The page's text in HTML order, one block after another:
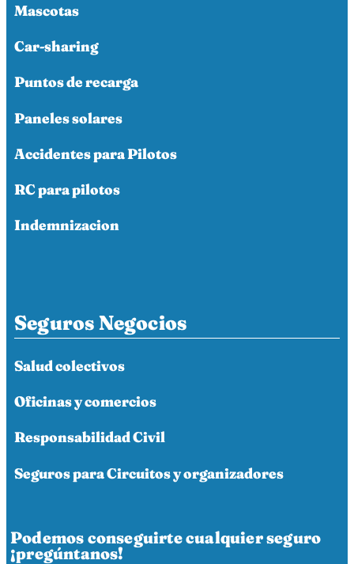
Mascotas
Car-sharing
Puntos de recarga
Paneles solares
Accidentes para Pilotos
RC para pilotos
Indemnizacion
Seguros Negocios
Salud colectivos
Oficinas y comercios
Responsabilidad Civil
Seguros para Circuitos y organizadores
Podemos conseguirte cualquier seguro
¡pregúntanos!